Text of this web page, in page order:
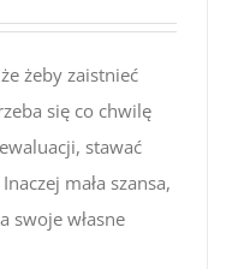
żeby zaistnieć
się co chwilę
stawać
mała szansa,
swoje własne